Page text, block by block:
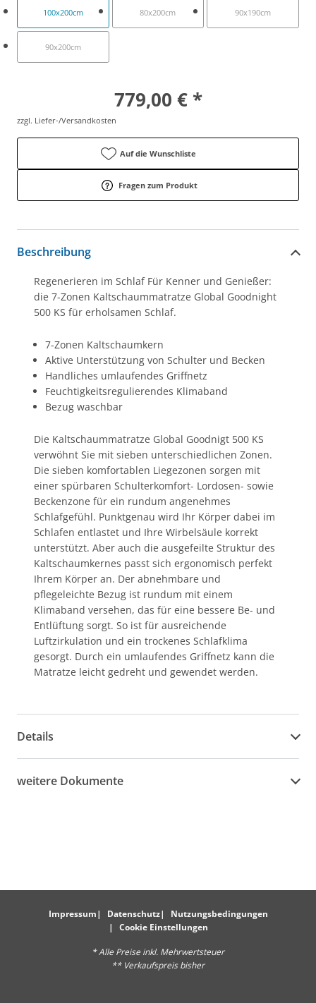
100x200cm 80x200cm 90x190cm
90x200cm
779,00 € *
zzgl. Liefer-/Versandkosten
Auf die Wunschliste
Fragen zum Produkt
Beschreibung
Regenerieren im Schlaf Für Kenner und Genießer:
die 7-Zonen Kaltschaummatratze Global Goodnight
500 KS für erholsamen Schlaf.
7-Zonen Kaltschaumkern
Aktive Unterstützung von Schulter und Becken
Handliches umlaufendes Griffnetz
Feuchtigkeitsregulierendes Klimaband
Bezug waschbar
Die Kaltschaummatratze Global Goodnigt 500 KS
verwöhnt Sie mit sieben unterschiedlichen Zonen.
Die sieben komfortablen Liegezonen sorgen mit
einer spürbaren Schulterkomfort- Lordosen- sowie
Beckenzone für ein rundum angenehmes
Schlafgefühl. Punktgenau wird Ihr Körper dabei im
Schlafen entlastet und Ihre Wirbelsäule korrekt
unterstützt. Aber auch die ausgefeilte Struktur des
Kaltschaumkernes passt sich ergonomisch perfekt
Ihrem Körper an. Der abnehmbare und
pflegeleichte Bezug ist rundum mit einem
Klimaband versehen, das für eine bessere Be- und
Entlüftung sorgt. So ist für ausreichende
Luftzirkulation und ein trockenes Schlafklima
gesorgt. Durch ein umlaufendes Griffnetz kann die
Matratze leicht gedreht und gewendet werden.
Details
weitere Dokumente
Impressum Datenschutz
Nutzungsbedingungen
Cookie Einstellungen
* Alle Preise inkl. Mehrwertsteuer
** Verkaufspreis bisher